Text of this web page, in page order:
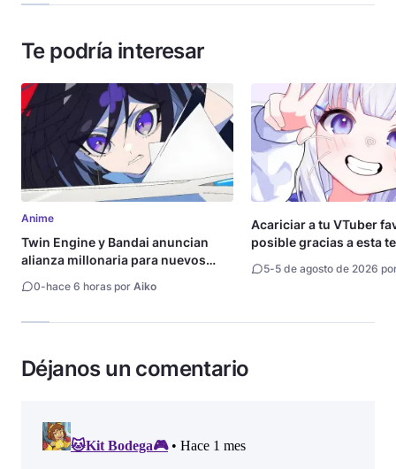
Te podría interesar
Anime
Twin Engine y Bandai anuncian
alianza millonaria para nuevos
animes
0-hace 6 horas por Aiko
Acariciar a tu VTuber
posible gracias a esta
5-5 de agosto de 2026
Déjanos un comentario